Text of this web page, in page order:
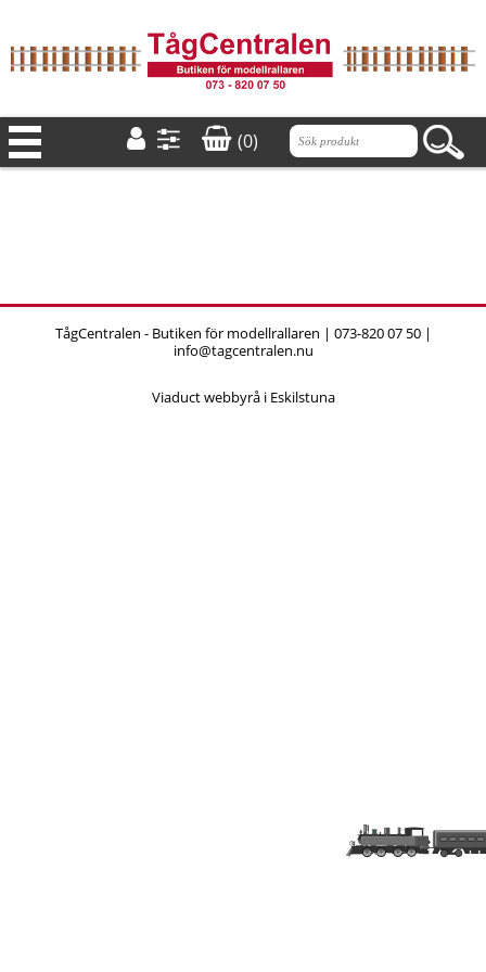
(0)
TågCentralen - Butiken för modellrallaren | 073-820 07 50 |
info@tagcentralen.nu
Viaduct webbyrå i Eskilstuna